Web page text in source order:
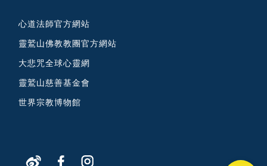
心道法師官方網站
靈鷲山佛教教團官方網站
大悲咒全球心靈網
靈鷲山慈善基金會
世界宗教博物館